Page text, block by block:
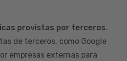
provistas por terceros.
de terceros, como Google
empresas externas para